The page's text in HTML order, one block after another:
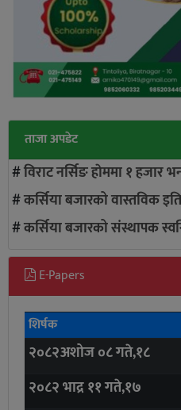
ताजा अपडेट
#विराट नर्सिङ हाेममा १ हजार
#कर्सिया बजारको वास्तविक
#कर्सिया बजारको संस्थापक
E-Papers
शिर्षक
२०८२अशोज ०८ गते,१८
२०८२ भाद्र ११ गते,१७